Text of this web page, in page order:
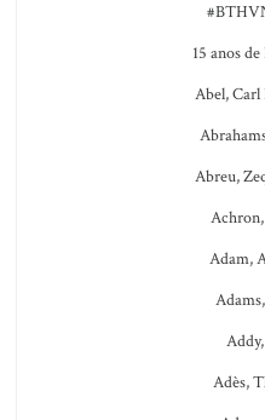
15 anos
Abel,
Abreu,
Achron,
Adam,
Adès,